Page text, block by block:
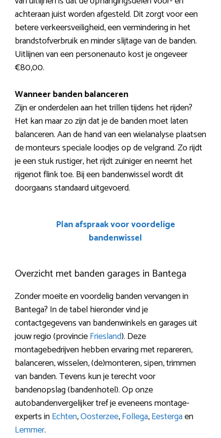
achteraan juist worden afgesteld. Dit zorgt voor een
betere verkeersveiligheid, een vermindering in het
brandstofverbruik en minder slijtage van de banden.
Uitlijnen van een personenauto kost je ongeveer
€80,00.
Wanneer banden balanceren
Zijn er onderdelen aan het trillen tijdens het rijden?
Het kan maar zo zijn dat je de banden moet laten
balanceren. Aan de hand van een wielanalyse plaatsen
de monteurs speciale loodjes op de velgrand. Zo rijdt
je een stuk rustiger, het rijdt zuiniger en neemt het
rijgenot flink toe. Bij een bandenwissel wordt dit
doorgaans standaard uitgevoerd.
Plan afspraak voor voordelige
bandenwissel
Overzicht met banden garages in Bantega
Zonder moeite en voordelig banden vervangen in
Bantega? In de tabel hieronder vind je
contactgegevens van bandenwinkels en garages uit
jouw regio (provincieFriesland). Deze
montagebedrijven hebben ervaring met repareren,
balanceren, wisselen, (de)monteren, sipen, trimmen
van banden. Tevens kun je terecht voor
bandenopslag (bandenhotel). Op onze
autobandenvergelijker tref je eveneens montage-
experts inEchten,Oosterzee,Follega,Eestergaen
Lemmer.